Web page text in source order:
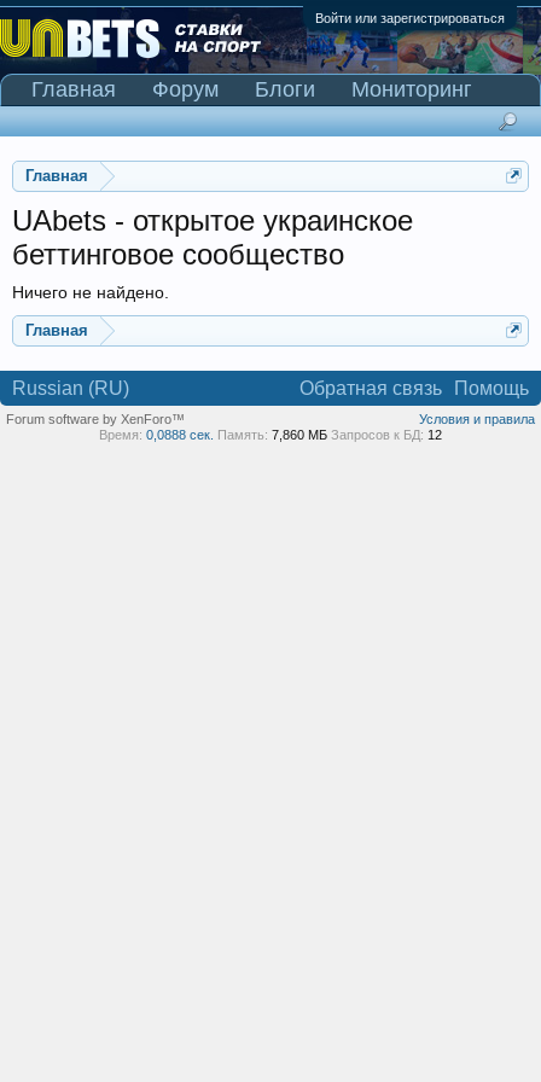
Войти или зарегистрироваться
Главная
UAbets - открытое украинское
беттинговое сообщество
Ничего не найдено.
Главная
Главная Форум Блоги
Мониторинг
Сканер Pinnacle
Russian (RU) Обратная связь Помощь
Условия и правила
Forum software by XenForo™
Время: 0,0888 сек. Память: 7,860 МБ Запросов к БД: 12